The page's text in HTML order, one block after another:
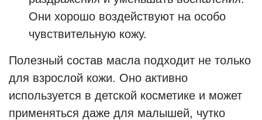
Они хорошо воздействуют на особо
чувствительную кожу.
Полезный состав масла подходит не только
для взрослой кожи. Оно активно
используется в детской косметике и может
применяться даже для малышей, чутко